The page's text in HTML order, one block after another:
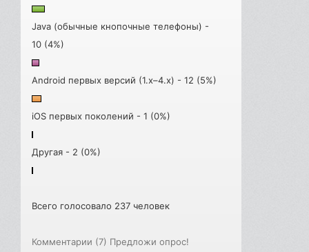
Java (обычные кнопочные телефоны) -
10 (4%)
Android первых версий (1.x–4.x) - 12 (5%)
iOS первых поколений - 1 (0%)
Другая - 2 (0%)
Всего голосовало 237 человек
Комментарии (7) Предложи опрос!